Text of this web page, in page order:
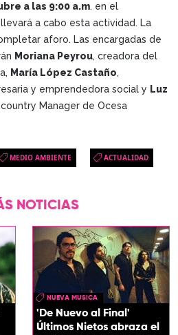
a las 9:00 a.m. en el
a cabo esta actividad. La
aforo. Las encargadas de
Moriana Peyrou, creadora del
María López Castaño,
y emprendedora social y Luz
country Manager de Ocesa
MEDIO AMBIENTE ACTUALIDAD
NOTICIAS
NUEVA MUSICA
'De Nuevo al Final'
Últimos Nietos abraza el